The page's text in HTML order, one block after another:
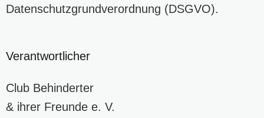
Datenschutzgrundverordnung (DSGVO).
Verantwortlicher
Club Behinderter
& ihrer Freunde e. V.